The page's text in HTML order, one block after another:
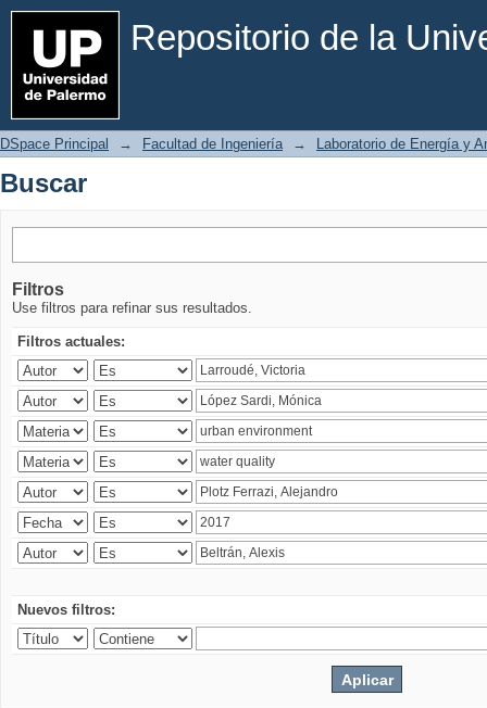
Repositorio de la
Buscar
DSpace Principal → Facultad de Ingeniería → Laboratorio de Energía y
Buscar
Filtros
Use filtros para refinar sus resultados.
Filtros actuales:
Nuevos filtros: